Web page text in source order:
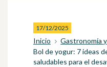
17/12/2025
Inicio
Gastronomía
Bol de yogur: 7 ideas
saludables para el